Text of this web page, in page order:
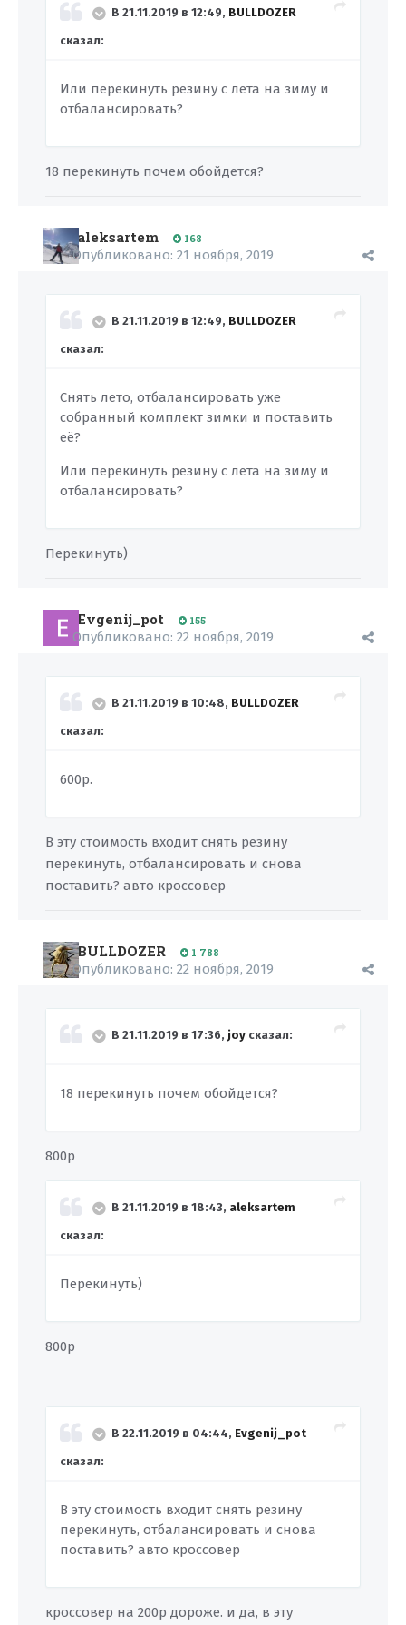
В 21.11.2019 в 12:49, BULLDOZER
сказал:
Или перекинуть резину с лета на зиму и
отбалансировать?
18 перекинуть почем обойдется?
aleksartem 168
Опубликовано: 21 ноября, 2019
В 21.11.2019 в 12:49, BULLDOZER
сказал:
Снять лето, отбалансировать уже
собранный комплект зимки и поставить
её?
Или перекинуть резину с лета на зиму и
отбалансировать?
Перекинуть)
Evgenij_pot 155
Опубликовано: 22 ноября, 2019
В 21.11.2019 в 10:48, BULLDOZER
сказал:
600р.
В эту стоимость входит снять резину
перекинуть, отбалансировать и снова
поставить? авто кроссовер
BULLDOZER 1 788
Опубликовано: 22 ноября, 2019
В 21.11.2019 в 17:36, joy сказал:
18 перекинуть почем обойдется?
800р
В 21.11.2019 в 18:43, aleksartem
сказал:
Перекинуть)
800р
В 22.11.2019 в 04:44, Evgenij_pot
сказал:
В эту стоимость входит снять резину
перекинуть, отбалансировать и снова
поставить? авто кроссовер
кроссовер на 200р дороже. и да, в эту